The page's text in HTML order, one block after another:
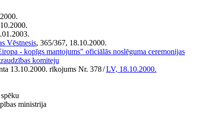
Vēstnesis, 365/367, 18.10.2000.
- kopīgs mantojums" oficiālās noslēguma ceremonijas
komiteju
13.10.2000. rīkojums Nr. 378/LV, 18.10.2000.
ministrija